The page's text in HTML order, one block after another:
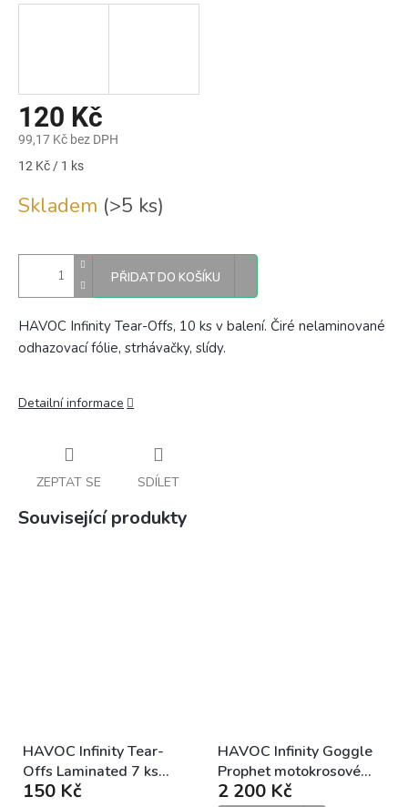
120 Kč
99,17 Kč bez DPH
Měrná
12 Kč / 1 ks
Skladem (>5 ks)
PŘIDAT DO KOŠÍKU
HAVOC Infinity Tear-Offs, 10 ks v balení. Čiré nelaminované
odhazovací fólie, strhávačky, slídy.
Detailní informace
ZEPTAT SE SDÍLET
Související produkty
HAVOC Infinity Tear-
Offs Laminated 7 ks
odhazovací slídy
150 Kč
HAVOC Infinity Goggle
Prophet motokrosové
brýle
2 200 Kč